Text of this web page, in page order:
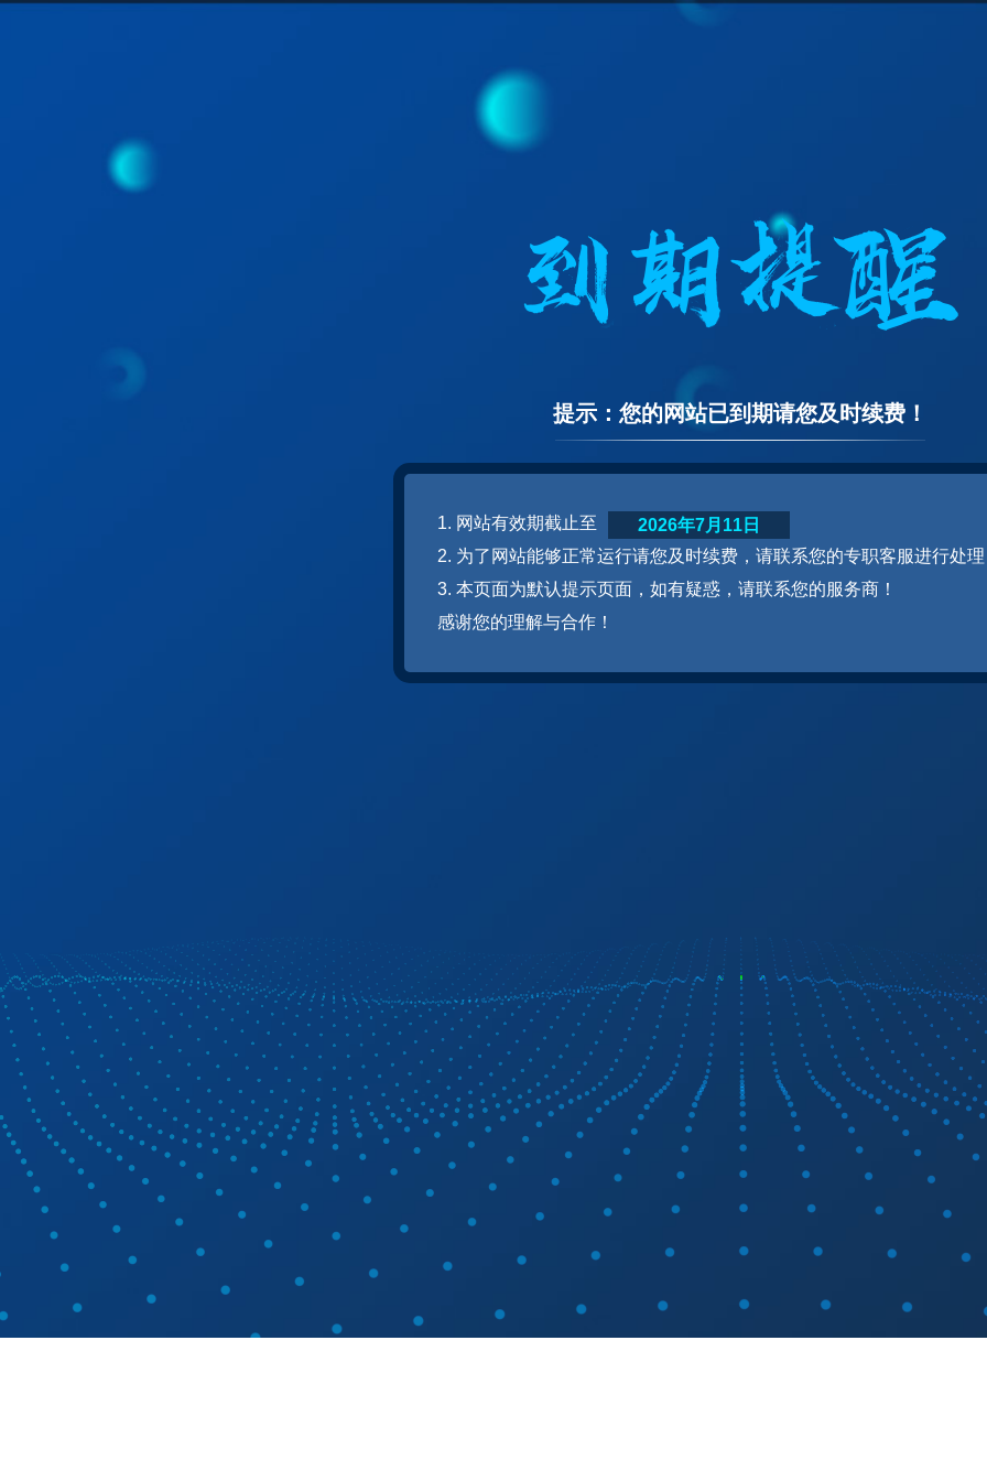
提示：您的网站已到期请您及时续费！
1. 网站有效期截止至
2. 为了网站能够正常运行请您及时续费，请联系您的专职客服进行处
3. 本页面为默认提示页面，如有疑惑，请联系您的服务商！
感谢您的理解与合作！
2026年7月11日